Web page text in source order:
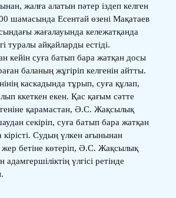
жалға алатын пәтер іздеп келген
шамасында Есентай өзені Мақатаев
жағалауында кележатқанда
туралы айқайларды естіді.
кейін суға батып бара жатқан досы
баланың жұгіріп келгенін айтты.
каскадында тұрып, суға құлап,
ккеткен екен. Қас қағым сәтте
қарамастан, Ә.С. Жақсылық
секіріп, суға батып бара жатқан
кірісті. Судың үлкен ағынынан
жер бетіне көтеріп, Ә.С. Жақсылық
үлгісі ретінде